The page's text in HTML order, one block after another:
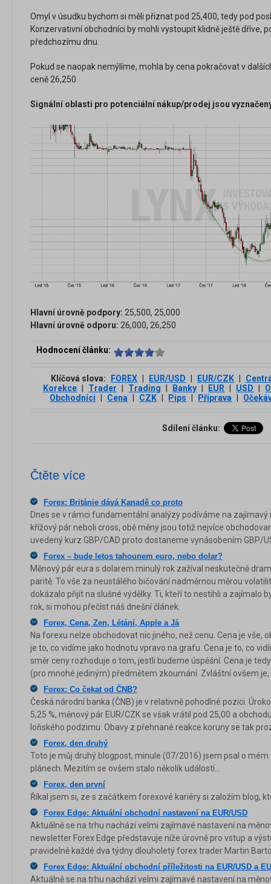
Omyl v úsudku bychom si měli přiznat pod 25,400, tedy pod
Konzervativní obchodníci by mohli vystoupit klidně ještě dříve,
předchozímu dnu.
Pokud se naopak nemýlíme, mohla by cena pokračovat v
ceně 26,250.
Signální oblasti pro potenciální nákup/prodej jsou
Hlavní úrovně podpory: 25,500, 25,000
Hlavní úrovně odporu: 26,000, 26,250
Hodnocení článku:
Klíčová slova: FOREX EUR/USD EUR/CZK
Korekce
Trader Trading Banky EUR USD
Obchodníci
Cena CZK Pips Příprava
Sdílení článku:
Čtěte více
Forex: Británie dává Kanadě co proto
Dnes se v rámci fundamentální analýzy podíváme na zajímavý
křížový pár neboli cross, obě měny jsou totiž nejvíce
uvedený kurz GBP/CAD proto dostaneme vynásobením GBP/
Forex – bude letos tahounem euro, nebo dolar?
Měnový pár eura s dolarem minulý rok zažíval neskutečně
paritě. To vše za neustálého bičování nadměrnou měrou
dokázalo přijít na slušné výdělky. Ti, kteří to nestihli a zajímalo
rok, si mohou přečíst náš dnešní článek.
Forex, Cena, Zen, Létání, Apple a Já
Na forexu nelze obchodovat nic jiného, než cenu. Cena je vše,
je to, co vidíme jako hodnotu vpravo na grafu. Cena je to, co
směr ceny rozhoduje o tom, jestli budeme úspěšní. Cena je
(pro mnohé jediným) předmětem zkoumání. Zvláštní ovšem
Forex: Co čekat od ČNB?
Česká národní banka (ČNB) je v relativně pohodlné pozici.
5,25 %, měnový pár EUR/CZK se však vrátil pod 25,00 a
loňského podzimu. Obavy z přehnané reakce koruny se tak
Forex, den druhý
Toto je můj druhý blogpost, minule (07/2016) jsem psal o
plánech. Mezitím se ovšem stalo několik událostí...
Forex, den první
Říkal jsem si, ze s začátkem forexové kariéry si založím blog,
Forex Edge: Aktuální obchodní nastavení na EUR/USD
Aktuálně se na trhu nachází velmi zajímavé nastavení na
newsletter Forex Edge představuje níže úrovně pro vstup a
pravidelně každé dva týdny dlouholetý forex trader Martin
Forex Edge: Aktuální obchodní příležitosti na EUR/USD a
Aktuálně se na trhu nachází velmi zajímavé nastavení na